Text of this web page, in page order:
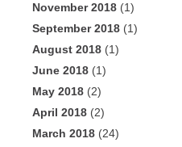
November 2018 (1)
September 2018 (1)
August 2018 (1)
June 2018 (1)
May 2018 (2)
April 2018 (2)
March 2018 (24)